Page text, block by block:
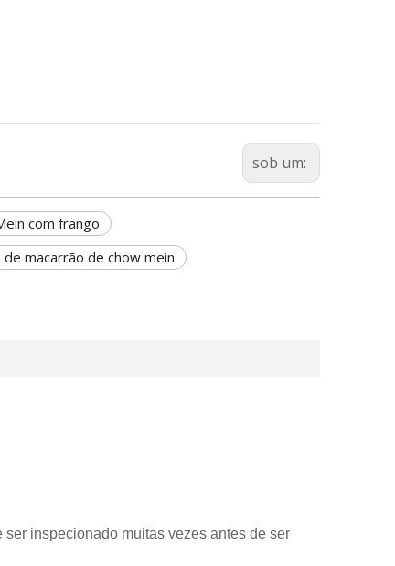
sob um:
com frango
de macarrão de chow mein
inspecionado muitas vezes antes de ser